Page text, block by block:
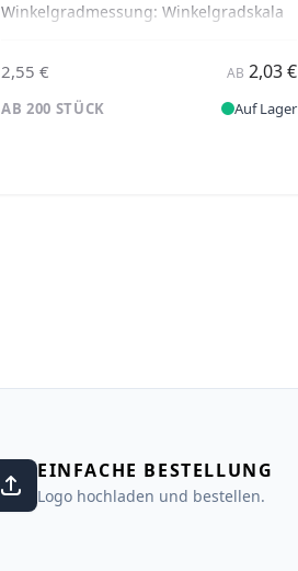
Winkelgradmessung: Winkelgradskala
2,55 € AB 2,03 €
AB 200 STÜCK Auf Lager
EINFACHE BESTELLUNG
Logo hochladen und bestellen.